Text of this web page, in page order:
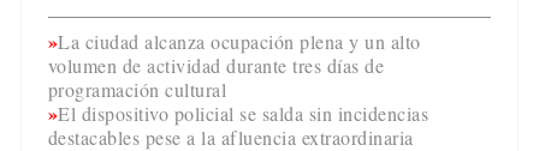
La ciudad alcanza ocupación plena y un alto
volumen de actividad durante tres días de
programación cultural
El dispositivo policial se salda sin incidencias
destacables pese a la afluencia extraordinaria